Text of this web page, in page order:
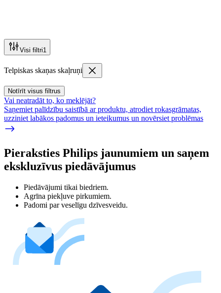
Visi filtri1
Telpiskas skaņas skaļruņi
Notīrīt visus filtrus
Vai neatradāt to, ko meklējāt?
Saņemiet palīdzību saistībā ar produktu, atrodiet rokasgrāmatas,
uzziniet labākos padomus un ieteikumus un novērsiet problēmas
Pieraksties Philips jaunumiem un saņem
ekskluzīvus piedāvājumus
Piedāvājumi tikai biedriem.
Agrīna piekļuve pirkumiem.
Padomi par veselīgu dzīvesveidu.